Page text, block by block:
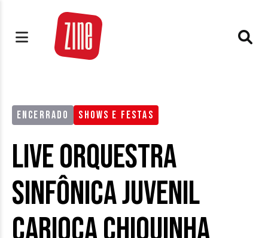
ENCERRADO SHOWS E FESTAS
Live Orquestra
Sinfônica Juvenil